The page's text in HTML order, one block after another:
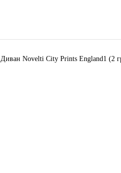
Диван Novelti City Prints England1 (2